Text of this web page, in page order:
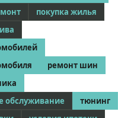
покупка жилья
ремонт шин
обслуживание
тюнинг